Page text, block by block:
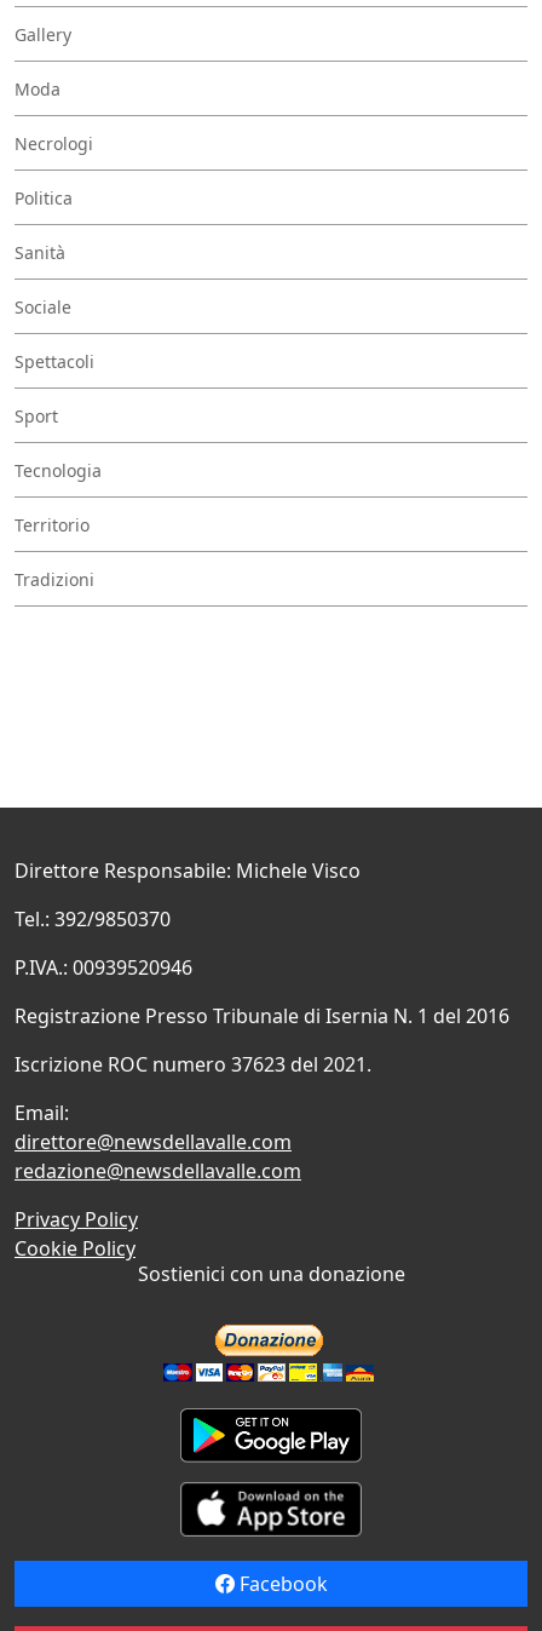
Gallery
Moda
Necrologi
Politica
Sanità
Sociale
Spettacoli
Sport
Tecnologia
Territorio
Tradizioni
Direttore Responsabile: Michele Visco
Tel.: 392/9850370
P.IVA.: 00939520946
Registrazione Presso Tribunale di Isernia N. 1 del 2016
Iscrizione ROC numero 37623 del 2021.
Email:
direttore@newsdellavalle.com
redazione@newsdellavalle.com
Privacy Policy
Cookie Policy
Sostienici con una donazione
Facebook